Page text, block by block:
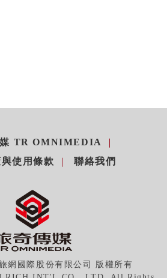
媒 TR OMNIMEDIA
使用條款
聯絡我們
網國際股份有限公司 版權所有